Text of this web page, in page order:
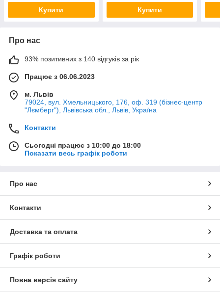
Купити Купити
Про нас
93% позитивних з 140 відгуків за рік
Працює з 06.06.2023
м. Львів
79024, вул. Хмельницького, 176, оф. 319 (бізнес-центр
"Лємберг"), Львівська обл., Львів, Україна
Контакти
Сьогодні працює з 10:00 до 18:00
Показати весь графік роботи
Про нас
Контакти
Доставка та оплата
Графік роботи
Повна версія сайту